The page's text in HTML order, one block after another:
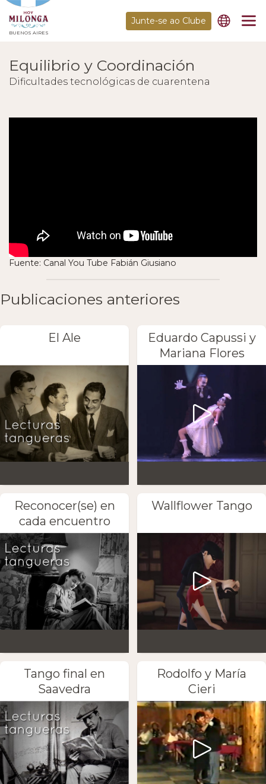
BUENOS AIRES
Junte-se ao Clube
Equilibrio y Coordinación
Dificultades tecnológicas de cuarentena
Fuente: Canal You Tube Fabián Giusiano
Publicaciones anteriores
El Ale
Eduardo Capussi y
Mariana Flores
Reconocer(se) en
cada encuentro
Wallflower Tango
Tango final en
Saavedra
Rodolfo y María
Cieri